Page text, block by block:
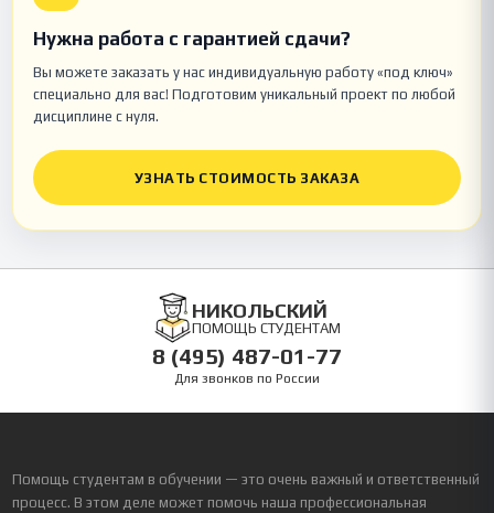
Нужна работа с гарантией сдачи?
Вы можете заказать у нас индивидуальную работу «под ключ»
специально для вас! Подготовим уникальный проект по любой
дисциплине с нуля.
УЗНАТЬ СТОИМОСТЬ ЗАКАЗА
НИКОЛЬСКИЙ
ПОМОЩЬ СТУДЕНТАМ
8 (495) 487-01-77
Для звонков по России
Помощь студентам в обучении — это очень важный и ответственный
процесс. В этом деле может помочь наша профессиональная